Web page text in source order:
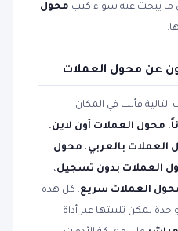
ما يبحث عنه سواء كتب محول
عن محول العملات
فأنت في المكان
، محول العملات أون لاين،
العملات بالعربي، محول
العملات بدون تسجيل،
العملات سريع. كل هذه
يمكن تلبيتها عبر أداة